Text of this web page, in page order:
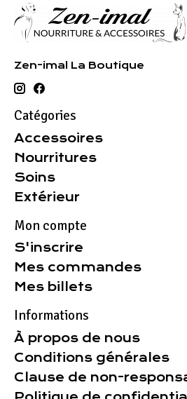
Zen-imal La Boutique
Catégories
Accessoires
Nourritures
Soins
Extérieur
Mon compte
S'inscrire
Mes commandes
Mes billets
Informations
À propos de nous
Conditions générales
Clause de non-